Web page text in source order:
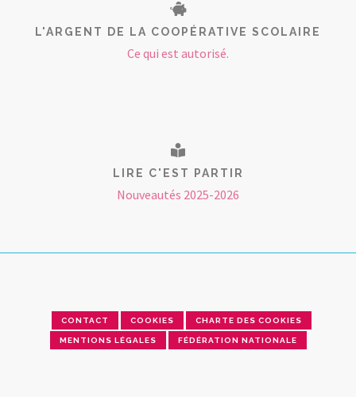
L'ARGENT DE LA COOPÉRATIVE SCOLAIRE
Ce qui est autorisé.
LIRE C'EST PARTIR
Nouveautés 2025-2026
CONTACT COOKIES CHARTE DES COOKIES
MENTIONS LÉGALES FÉDÉRATION NATIONALE